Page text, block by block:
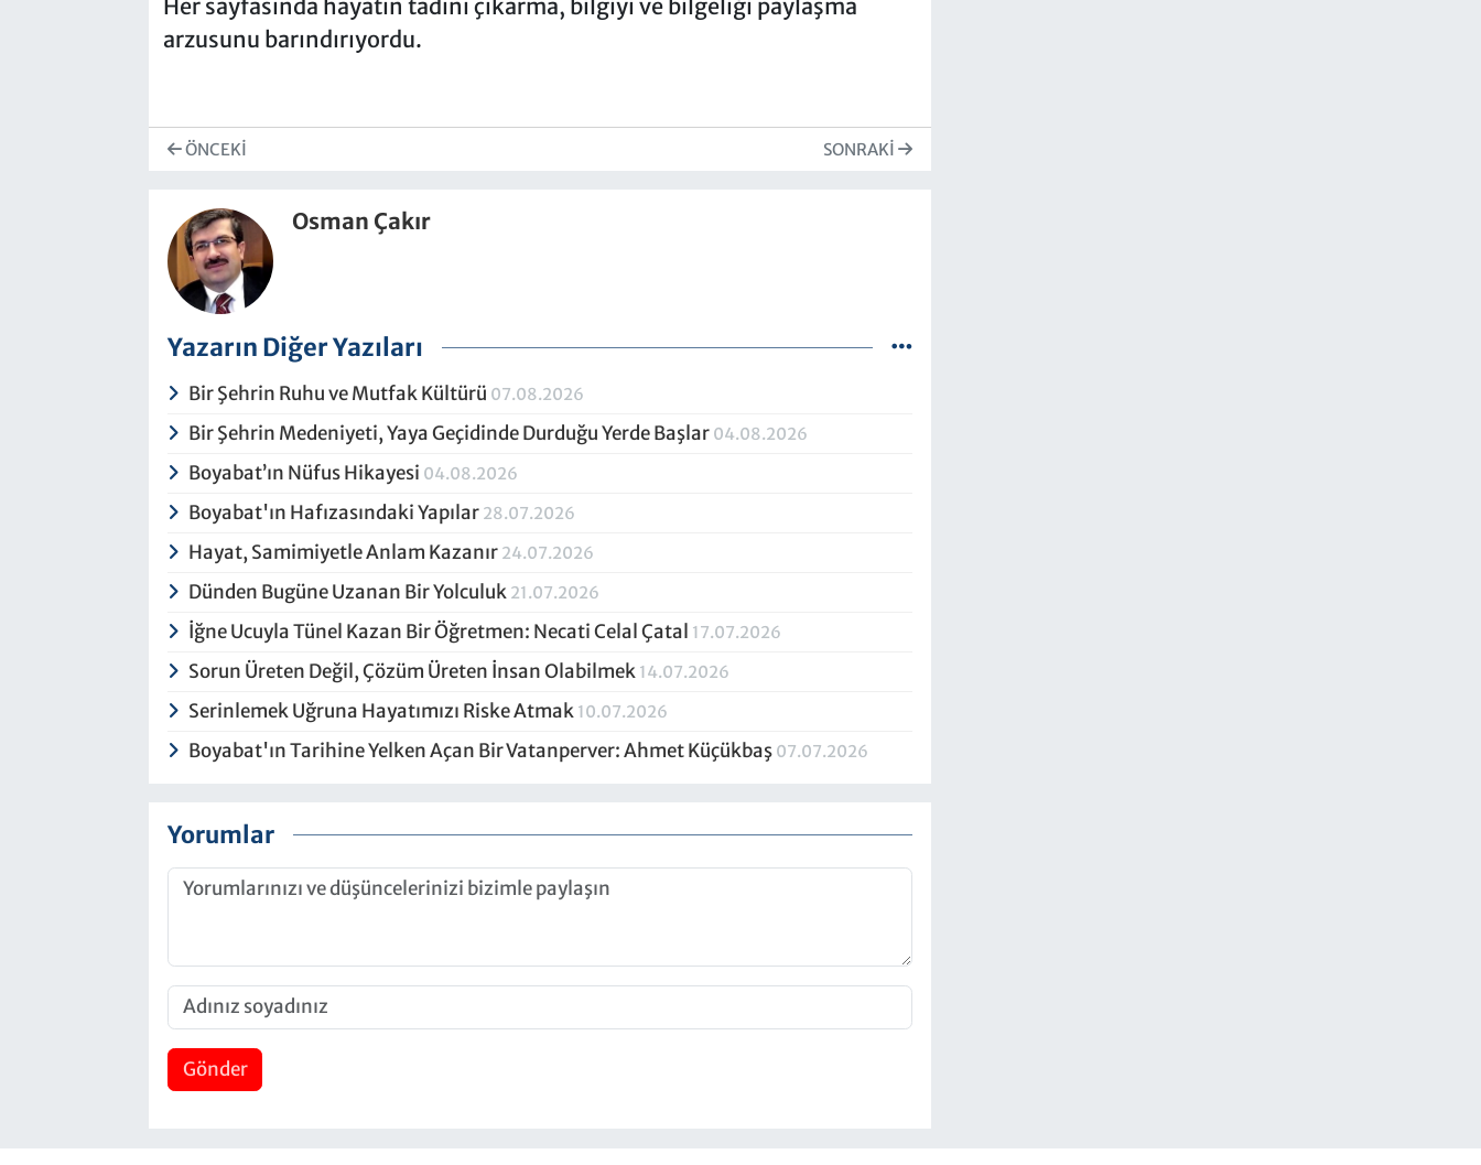
Her sayfasında hayatın tadını çıkarma, bilgiyi ve bilgeliği paylaşma
arzusunu barındırıyordu.
ÖNCEKI SONRAKI
Osman Çakır
Yazarın Diğer Yazıları
Bir Şehrin Ruhu ve Mutfak Kültürü 07.08.2026
Bir Şehrin Medeniyeti, Yaya Geçidinde Durduğu Yerde Başlar 04.08.2026
Boyabat’ın Nüfus Hikayesi 04.08.2026
Boyabat'ın Hafızasındaki Yapılar 28.07.2026
Hayat, Samimiyetle Anlam Kazanır 24.07.2026
Dünden Bugüne Uzanan Bir Yolculuk 21.07.2026
İğne Ucuyla Tünel Kazan Bir Öğretmen: Necati Celal Çatal 17.07.2026
Sorun Üreten Değil, Çözüm Üreten İnsan Olabilmek 14.07.2026
Serinlemek Uğruna Hayatımızı Riske Atmak 10.07.2026
Boyabat'ın Tarihine Yelken Açan Bir Vatanperver: Ahmet Küçükbaş 07.07.2026
Yorumlar
Gönder